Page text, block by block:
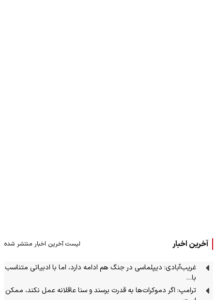
آخرین اخبار لیست آخرین اخبار منتشر شده
غریب‌آبادی: دیپلماسی در جنگ هم ادامه دارد، اما با ادبیاتی متناسب
با…
ترامپ: اگر دموکرات‌ها به قدرت برسند و سنا عاقلانه عمل نکند، ممکن